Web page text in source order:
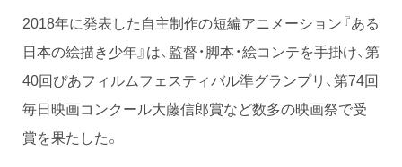
2018年に発表した自主制作の短編アニメーション『ある
日本の絵描き少年』は、監督・脚本・絵コンテを手掛け、第
40回ぴあフィルムフェスティバル準グランプリ、第74回
毎日映画コンクール大藤信郎賞など数多の映画祭で受
賞を果たした。